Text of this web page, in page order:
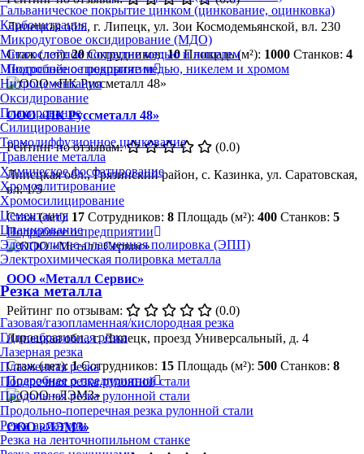
Гальваническое покрытие цинком (цинкование, оцинковка)
Карбонитрация
Микродуговое оксидирование (МДО)
Многослойное покрытие медью и никелем
Многослойное покрытие медью, никелем и хромом
Нитроцементация
Оксидирование
Плакирование
Силицирование
Термодиффузионное цинкование
Травление металла
Химическое фосфатирование
Хромоалитирование
Хромосилицирование
Цементация
Цианирование
Электролитно-плазменная полировка (ЭПП)
Электрохимическая полировка металла
Резка металла
Газовая/газопламенная/кислородная резка
Гидроабразивная резка
Лазерная резка
Плазменная резка
Поперечная резка рулонной стали
Продольная резка рулонной стали
Продольно-поперечная резка рулонной стали
Резка арматуры
Резка на ленточнопильном станке
Липецкая обл., г. Липецк, ул. Зои Космодемьянской, вл. 230
Стаж (лет):20 Сотрудников:10 Площадь (м²): 1000 Станков: 4
Подробнее о предприятии
ООО «ПК Руссметалл 48»
Рейтинг по отзывам:
(0.0)
Липецкая обл., Грязинский район, с. Казинка, ул. Саратовская,
вл. 1/5
Стаж (лет): 17 Сотрудников: 8 Площадь (м²): 400 Станков: 5
Подробнее о предприятии
ООО «Металл Сервис»
Рейтинг по отзывам:
(0.0)
Липецкая обл., г. Липецк, проезд Универсальный, д. 4
Стаж (лет):1 Сотрудников: 15 Площадь (м²): 500 Станков: 8
Подробнее о предприятии
ООО «ЛЭМЗ»